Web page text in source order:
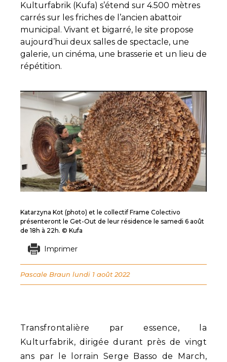
Kulturfabrik (Kufa) s’étend sur 4.500 mètres
carrés sur les friches de l’ancien abattoir
municipal. Vivant et bigarré, le site propose
aujourd’hui deux salles de spectacle, une
galerie, un cinéma, une brasserie et un lieu de
répétition.
Transfrontalière par essence, la
Kulturfabrik, dirigée durant près de vingt
ans par le lorrain Serge Basso de March,
Katarzyna Kot (photo) et le collectif Frame Colectivo
présenteront le Get-Out de leur résidence le samedi 6 août
de 18h à 22h. © Kufa
Imprimer
Pascale Braun lundi 1 août 2022